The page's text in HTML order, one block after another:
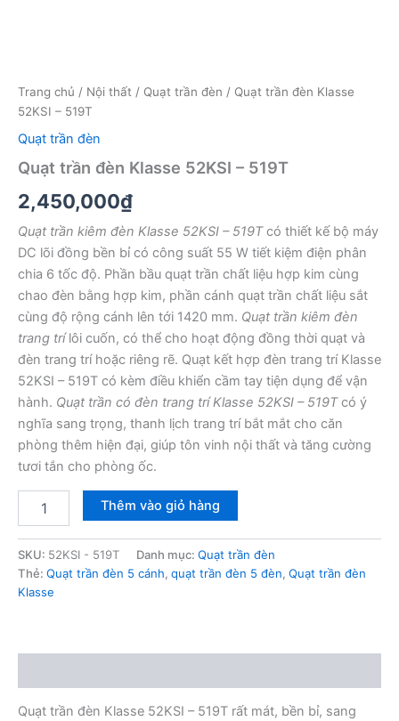
Trang chủ / Nội thất / Quạt trần đèn / Quạt trần đèn Klasse
52KSI – 519T
Quạt trần đèn
Quạt trần đèn Klasse 52KSI – 519T
2,450,000₫
Quạt trần kiêm đèn Klasse 52KSI – 519Tcó thiết kế bộ máy
DC lõi đồng bền bỉ có công suất 55 W tiết kiệm điện phân
chia 6 tốc độ. Phần bầu quạt trần chất liệu hợp kim cùng
chao đèn bằng hợp kim, phần cánh quạt trần chất liệu sắt
cùng độ rộng cánh lên tới 1420 mm. Quạt trần kiêm đèn
trang trílôi cuốn, có thể cho hoạt động đồng thời quạt và
đèn trang trí hoặc riêng rẽ. Quạt kết hợp đèn trang trí Klasse
52KSI – 519T có kèm điều khiển cầm tay tiện dụng để vận
hành. Quạt trần có đèn trang trí Klasse 52KSI – 519Tcó ý
nghĩa sang trọng, thanh lịch trang trí bắt mắt cho căn
phòng thêm hiện đại, giúp tôn vinh nội thất và tăng cường
tươi tắn cho phòng ốc.
Klasse
52KSI
-
Thêm vào giỏ hàng
SKU: 52KSI - 519T Danh mục: Quạt trần đèn
Thẻ: Quạt trần đèn 5 cánh, quạt trần đèn 5 đèn, Quạt trần đèn
Klasse
Quạt trần đèn Klasse 52KSI – 519T rất mát, bền bỉ, sang